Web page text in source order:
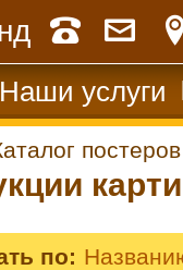
Наши услуги
постеров
по: